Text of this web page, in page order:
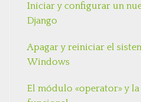
Iniciar y configurar un
Django
Apagar y reiniciar el
Windows
El módulo «operator» y